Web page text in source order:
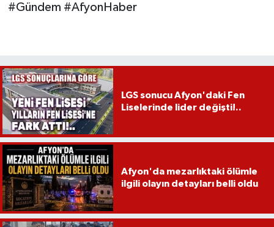
#Gündem #AfyonHaber
LGS sonucu Afyon'daki Fen
Liselerinde lider değişti!..
Afyon'da mezarlıktaki ölümle
ilgili olayın detayları belli oldu